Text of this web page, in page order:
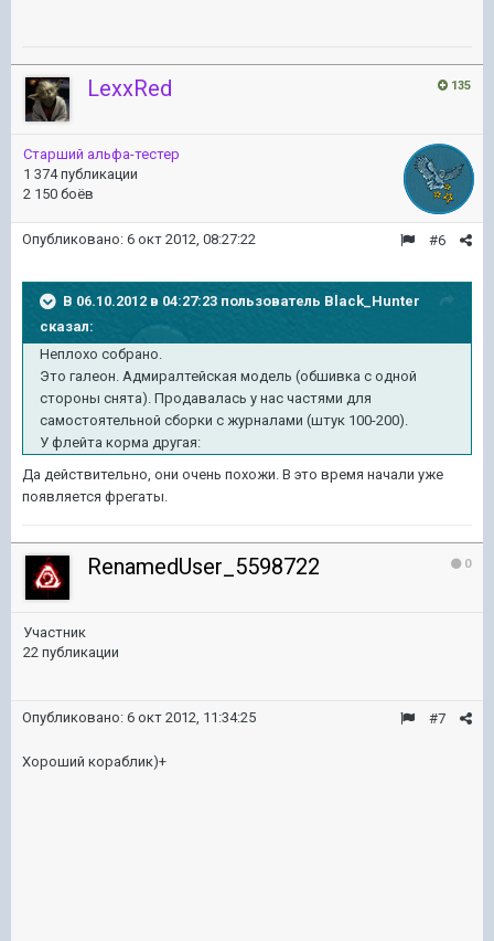
135
LexxRed
Старший альфа-тестер
1 374 публикации
2 150 боёв
#6
Опубликовано: 6 окт 2012, 08:27:22
В 06.10.2012 в 04:27:23 пользователь Black_Hunter
сказал:
Неплохо собрано.
Это галеон. Адмиралтейская модель (обшивка с одной
стороны снята). Продавалась у нас частями для
самостоятельной сборки с журналами (штук 100-200).
У флейта корма другая:
Да действительно, они очень похожи. В это время начали уже
появляется фрегаты.
0
RenamedUser_5598722
Участник
22 публикации
#7
Опубликовано: 6 окт 2012, 11:34:25
Хороший кораблик)+